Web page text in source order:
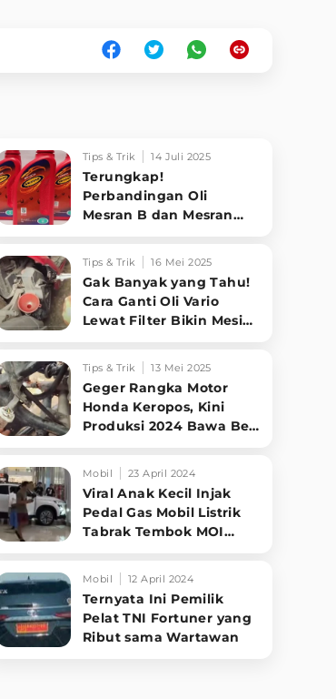
Tips & Trik 14 Juli 2025
Terungkap!
Perbandingan Oli
Mesran B dan Mesran
Cocok untuk Motor
Anda?
Tips & Trik 16 Mei 2025
Gak Banyak yang Tahu!
Cara Ganti Oli Vario
Lewat Filter Bikin Mesin
Tips & Trik 13 Mei 2025
Geger Rangka Motor
Honda Keropos, Kini
Produksi 2024 Bawa Besi
Mobil 23 April 2024
Viral Anak Kecil Injak
Pedal Gas Mobil Listrik
Tabrak Tembok MOI
Mobil 12 April 2024
Ternyata Ini Pemilik
Pelat TNI Fortuner yang
Ribut sama Wartawan